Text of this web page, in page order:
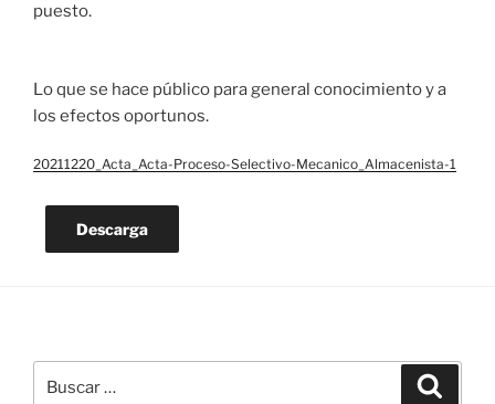
puesto.
Lo que se hace público para general conocimiento y a
los efectos oportunos.
20211220_Acta_Acta-Proceso-Selectivo-Mecanico_Almacenista-1
Descarga
por: